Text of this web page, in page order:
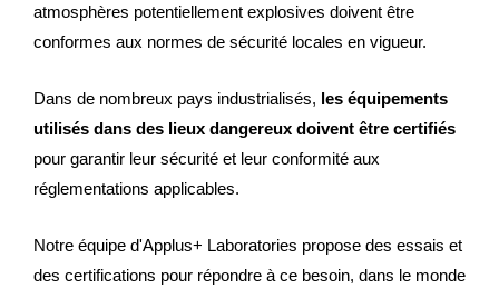
atmosphères potentiellement explosives doivent être
conformes aux normes de sécurité locales en vigueur.
Dans de nombreux pays industrialisés, les équipements
utilisés dans des lieux dangereux doivent être certifiés
pour garantir leur sécurité et leur conformité aux
réglementations applicables.
Notre équipe d'Applus+ Laboratories propose des essais et
des certifications pour répondre à ce besoin, dans le monde